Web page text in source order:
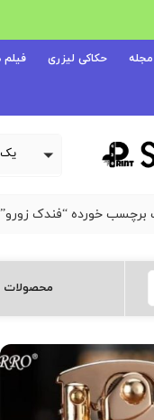
مجله حکاکی لیزری
خورده “فندک زورو”
محصولات